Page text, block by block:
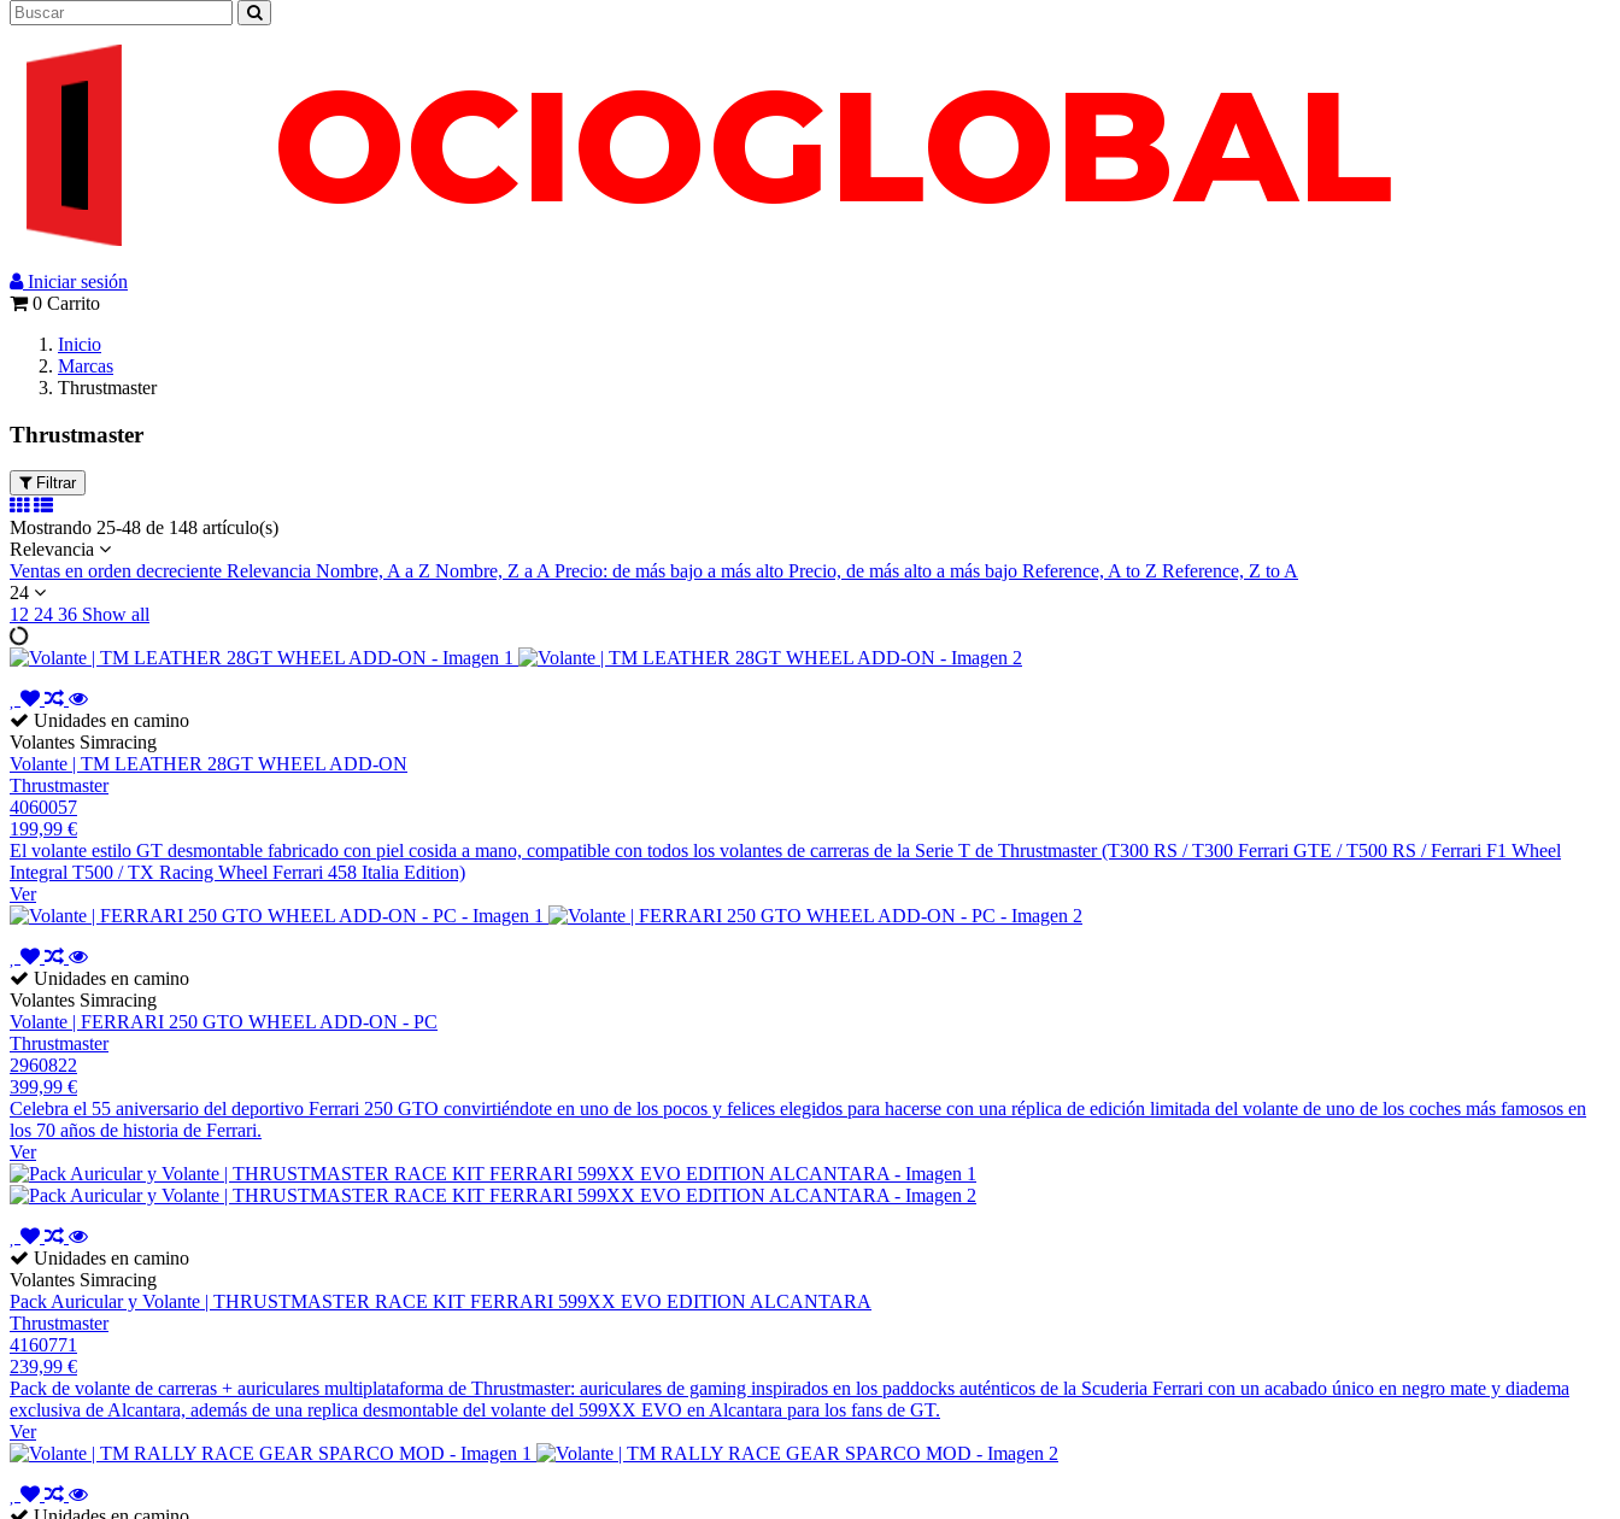
Iniciar sesión
0 Carrito
Inicio
Marcas
Thrustmaster
Thrustmaster
Filtrar
Mostrando 25-48 de 148 artículo(s)
Relevancia
Ventas en orden decreciente Relevancia Nombre, A a Z Nombre, Z a APrecio: de más bajo a más alto Precio, de más alto a más bajo Reference, A to Z Reference, Z to A
24
12 24 36 Show all
Unidades en camino
Volantes Simracing
Volante | TM LEATHER 28GT WHEEL ADD-ON
Thrustmaster
4060057
199,99 €
El volante estilo GT desmontable fabricado con piel cosida a mano, compatible con todos los volantes de carreras de la Serie T de Thrustmaster (T300 RS / T300 Ferrari GTE / T500 RS / Ferrari F1 Wheel
Integral T500 / TX Racing Wheel Ferrari 458 Italia Edition)
Ver
Unidades en camino
Volantes Simracing
Volante | FERRARI 250 GTO WHEEL ADD-ON - PC
Thrustmaster
2960822
399,99 €
Celebra el 55 aniversario del deportivo Ferrari 250 GTO convirtiéndote en uno de los pocos y felices elegidos para hacerse con una réplica de edición limitada del volante de uno de los coches más famosos en
los 70 años de historia de Ferrari.
Ver
Unidades en camino
Volantes Simracing
Pack Auricular y Volante | THRUSTMASTER RACE KIT FERRARI 599XX EVO EDITION ALCANTARA
Thrustmaster
4160771
239,99 €
Pack de volante de carreras + auriculares multiplataforma de Thrustmaster: auriculares de gaming inspirados en los paddocks auténticos de la Scuderia Ferrari con un acabado único en negro mate y diadema
exclusiva de Alcantara, además de una replica desmontable del volante del 599XX EVO en Alcantara para los fans de GT.
Ver